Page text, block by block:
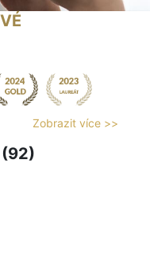
Zobrazit více >>
(92)